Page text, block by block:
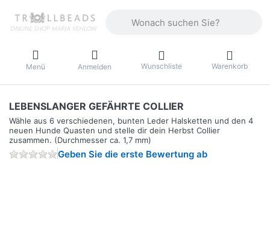
Menü Anmelden Wunschliste Warenkorb
LEBENSLANGER GEFÄHRTE COLLIER
Wähle aus 6 verschiedenen, bunten Leder Halsketten und den 4
neuen Hunde Quasten und stelle dir dein Herbst Collier
zusammen. (Durchmesser ca. 1,7 mm)
Geben Sie die erste Bewertung ab